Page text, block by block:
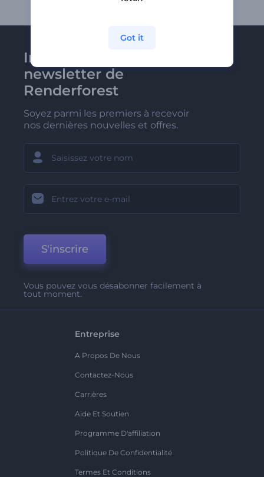
Inscrivez-vous à la
newsletter de
Renderforest
Soyez parmi les premiers à recevoir
nos dernières nouvelles et offres.
S'inscrire
Vous pouvez vous désabonner facilement à
tout moment.
Entreprise
A Propos De Nous
Contactez-Nous
Carrières
Aide Et Soutien
Programme D'affiliation
Politique De Confidentialité
Termes Et Conditions
Got it